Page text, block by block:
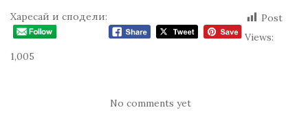
Харесай и сподели:
Post
Views:
1,005
No comments yet